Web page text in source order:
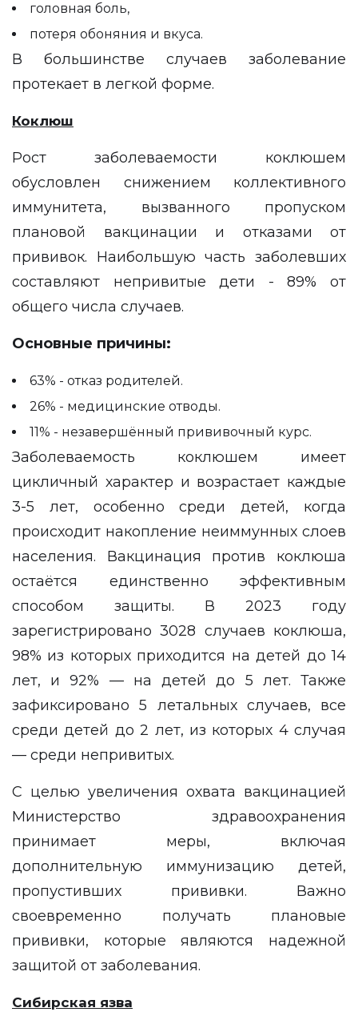
головная боль,
потеря обоняния и вкуса.
В большинстве случаев заболевание
протекает в легкой форме.
Коклюш
Рост заболеваемости коклюшем
обусловлен снижением коллективного
иммунитета, вызванного пропуском
плановой вакцинации и отказами от
прививок. Наибольшую часть заболевших
составляют непривитые дети - 89% от
общего числа случаев.
Основные причины:
63% - отказ родителей.
26% - медицинские отводы.
11% - незавершённый прививочный курс.
Заболеваемость коклюшем имеет
цикличный характер и возрастает каждые
3-5 лет, особенно среди детей, когда
происходит накопление неиммунных слоев
населения. Вакцинация против коклюша
остаётся единственно эффективным
способом защиты. В 2023 году
зарегистрировано 3028 случаев коклюша,
98% из которых приходится на детей до 14
лет, и 92% — на детей до 5 лет. Также
зафиксировано 5 летальных случаев, все
среди детей до 2 лет, из которых 4 случая
— среди непривитых.
С целью увеличения охвата вакцинацией
Министерство здравоохранения
принимает меры, включая
дополнительную иммунизацию детей,
пропустивших прививки. Важно
своевременно получать плановые
прививки, которые являются надежной
защитой от заболевания.
Сибирская язва